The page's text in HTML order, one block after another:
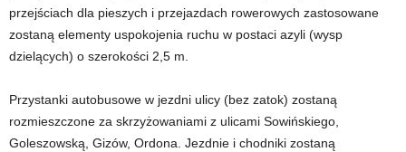
przejściach dla pieszych i przejazdach rowerowych zastosowane
zostaną elementy uspokojenia ruchu w postaci azyli (wysp
dzielących) o szerokości 2,5 m.
Przystanki autobusowe w jezdni ulicy (bez zatok) zostaną
rozmieszczone za skrzyżowaniami z ulicami Sowińskiego,
Goleszowską, Gizów, Ordona. Jezdnie i chodniki zostaną